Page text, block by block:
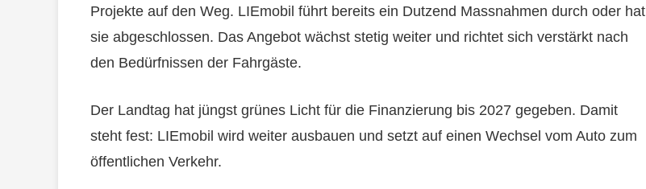
Projekte auf den Weg. LIEmobil führt bereits ein Dutzend Massnahmen durch oder hat
sie abgeschlossen. Das Angebot wächst stetig weiter und richtet sich verstärkt nach
den Bedürfnissen der Fahrgäste.
Der Landtag hat jüngst grünes Licht für die Finanzierung bis 2027 gegeben. Damit
steht fest: LIEmobil wird weiter ausbauen und setzt auf einen Wechsel vom Auto zum
öffentlichen Verkehr.